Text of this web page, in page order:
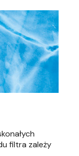
filtra zależy